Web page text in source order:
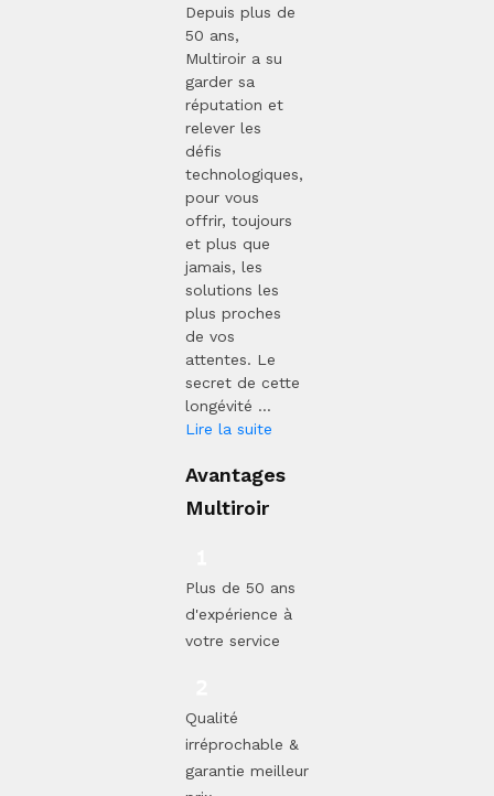
Depuis plus de
50 ans,
Multiroir a su
garder sa
réputation et
relever les
défis
technologiques,
pour vous
offrir, toujours
et plus que
jamais, les
solutions les
plus proches
de vos
attentes. Le
secret de cette
longévité ...
Lire la suite
Avantages
Multiroir
Plus de 50 ans
d'expérience à
votre service
Qualité
irréprochable &
garantie meilleur